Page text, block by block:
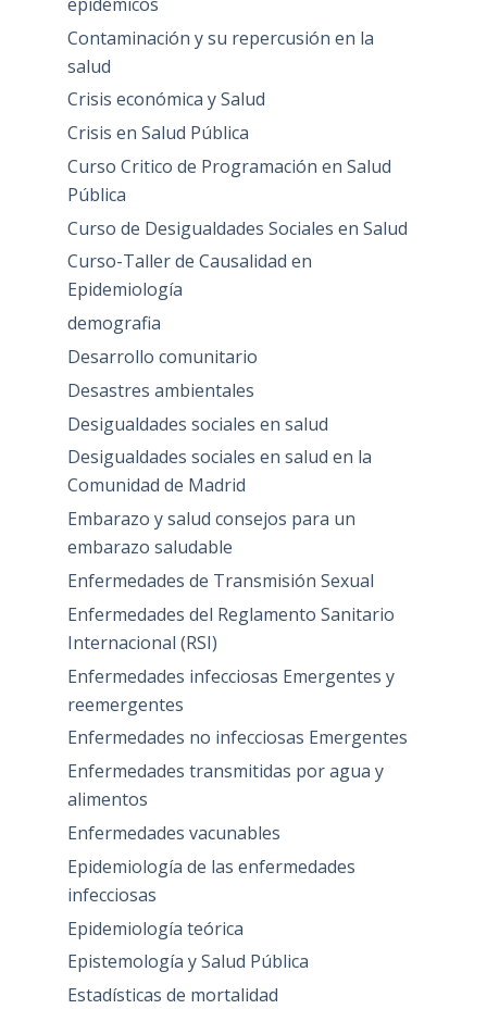
Contaminación y su repercusión en la
salud
Crisis económica y Salud
Crisis en Salud Pública
Curso Critico de Programación en Salud
Pública
Curso de Desigualdades Sociales en Salud
Curso-Taller de Causalidad en
Epidemiología
demografia
Desarrollo comunitario
Desastres ambientales
Desigualdades sociales en salud
Desigualdades sociales en salud en la
Comunidad de Madrid
Embarazo y salud consejos para un
embarazo saludable
Enfermedades de Transmisión Sexual
Enfermedades del Reglamento Sanitario
Internacional (RSI)
Enfermedades infecciosas Emergentes y
reemergentes
Enfermedades no infecciosas Emergentes
Enfermedades transmitidas por agua y
alimentos
Enfermedades vacunables
Epidemiología de las enfermedades
infecciosas
Epidemiología teórica
Epistemología y Salud Pública
Estadísticas de mortalidad